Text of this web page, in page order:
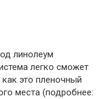
линолеум
легко сможет
это пленочный
места (подробнее: